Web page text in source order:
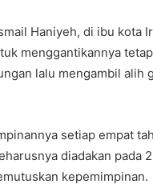
Haniyeh, di ibu kota
menggantikannya
lalu mengambil alih
setiap empat
diadakan pada
kepemimpinan.